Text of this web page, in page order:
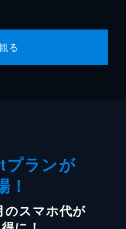
る
プランが
！
のスマホ代が